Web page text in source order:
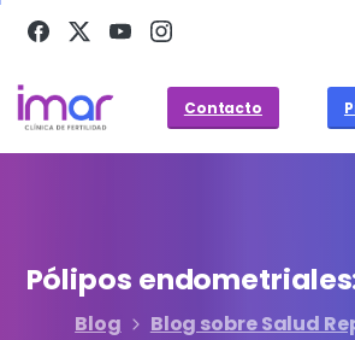
Contacto
Pólipos
Blog
Blog sobre Salud